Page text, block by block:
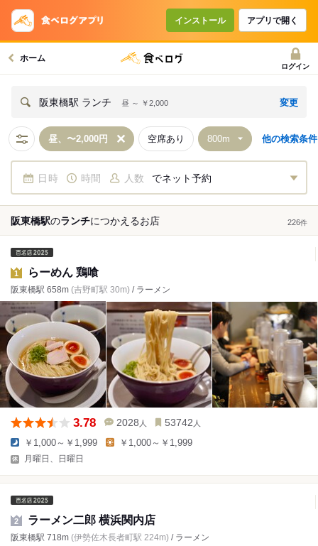
インストール アプリで開く
ホーム
ログイン
阪東橋駅 ランチ 昼 ～ ￥2,000 変更
昼、〜2,000円 空席あり 他の検索条件
日時 時間 人数 でネット予約
阪東橋駅のランチにつかえるお店 226件
1 らーめん 鶏喰
阪東橋駅 658m (吉野町駅 30m) / ラーメン
3.78 2028 人 53742 人
￥1,000～￥1,999 ￥1,000～￥1,999
月曜日、日曜日
2 ラーメン二郎 横浜関内店
阪東橋駅 718m (伊勢佐木長者町駅 224m) / ラーメン